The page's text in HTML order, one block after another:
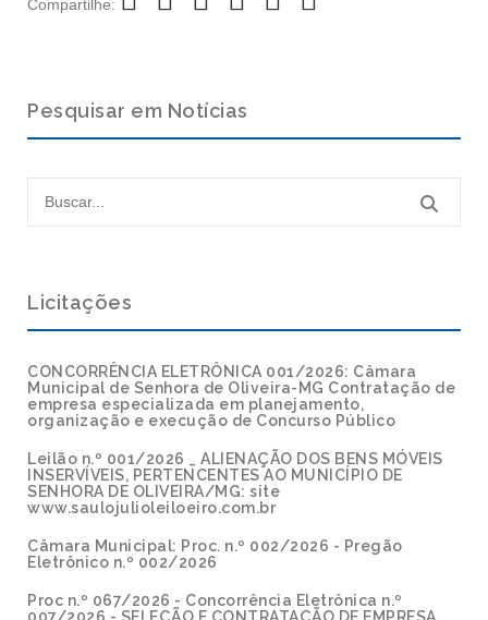
Compartilhe:
Pesquisar em Notícias
Licitações
CONCORRÊNCIA ELETRÔNICA 001/2026: Câmara
Municipal de Senhora de Oliveira-MG Contratação de
empresa especializada em planejamento,
organização e execução de Concurso Público
Leilão n.º 001/2026 _ ALIENAÇÃO DOS BENS MÓVEIS
INSERVÍVEIS, PERTENCENTES AO MUNICÍPIO DE
SENHORA DE OLIVEIRA/MG: site
www.saulojulioleiloeiro.com.br
Câmara Municipal: Proc. n.º 002/2026 - Pregão
Eletrônico n.º 002/2026
Proc n.º 067/2026 - Concorrência Eletrônica n.º